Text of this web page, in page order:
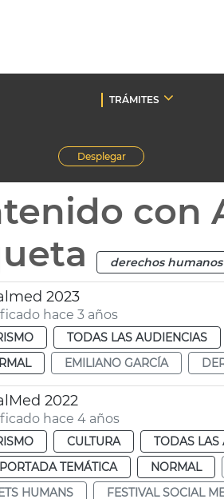
TRÁMITES
Desplegar
con
derechos humanos
2023
hace 3 años
TODAS LAS AUDIENCIAS
EMILIANO GARCÍA
2022
hace 4 años
CULTURA TODAS LAS
TEMÁTICA
NORMAL
HUMANS
FESTIVAL SOCIAL